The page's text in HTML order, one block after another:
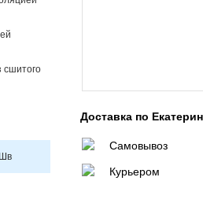
сшитого
Доставка по
Самовывоз
Курьером